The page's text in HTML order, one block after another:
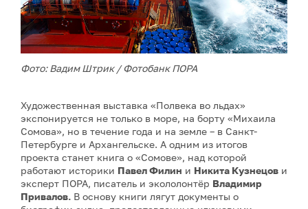
Фото: Вадим Штрик / Фотобанк ПОРА
Художественная выставка «Полвека во льдах»
экспонируется не только в море, на борту «Михаила
Сомова», но в течение года и на земле – в Санкт-
Петербурге и Архангельске. А одним из итогов
проекта станет книга о «Сомове», над которой
работают историки Павел Филин и Никита Кузнецов и
эксперт ПОРА, писатель и экололонтёр Владимир
Привалов. В основу книги лягут документы о